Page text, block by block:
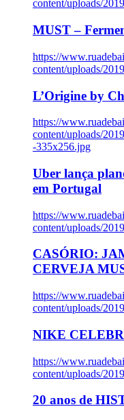
content/uploads/
MUST –
https://
content/uploads/
L’Origine by
https://
content/uploads/
-335x256.jpg
Uber lança
em Portugal
https://
content/uploads/
CASÓRIO:
CERVEJA
https://
content/uploads/
NIKE
https://
content/uploads/
20 anos de